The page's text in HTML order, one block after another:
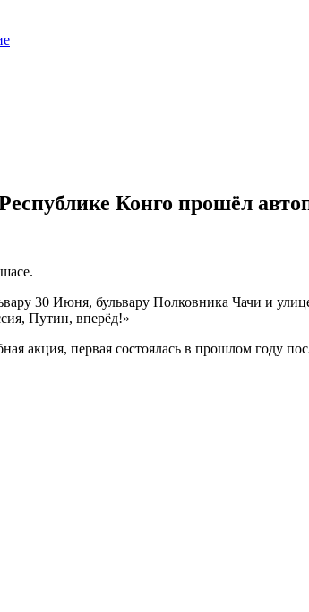
Конго прошёл
30 Июня, бульвару Полковника Чачи и
Путин, вперёд!»
акция, первая состоялась в прошлом году